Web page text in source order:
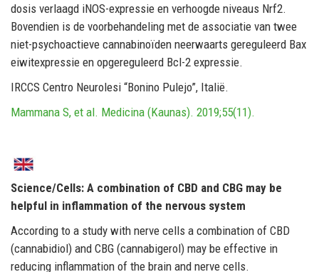
dosis verlaagd iNOS-expressie en verhoogde niveaus Nrf2.
Bovendien is de voorbehandeling met de associatie van twee
niet-psychoactieve cannabinoïden neerwaarts gereguleerd Bax
eiwitexpressie en opgereguleerd Bcl-2 expressie.
IRCCS Centro Neurolesi “Bonino Pulejo”, Italië.
Mammana S, et al. Medicina (Kaunas). 2019;55(11).
Science/Cells: A combination of CBD and CBG may be
helpful in inflammation of the nervous system
According to a study with nerve cells a combination of CBD
(cannabidiol) and CBG (cannabigerol) may be effective in
reducing inflammation of the brain and nerve cells.